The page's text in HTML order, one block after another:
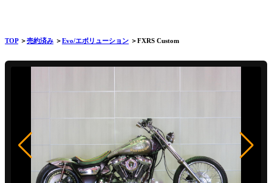
TOP＞売約済み ＞Evo/エボリューション ＞FXRS Custom